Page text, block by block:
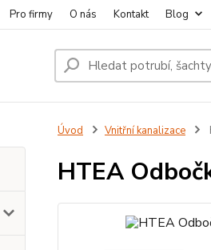
Pro firmy O nás Kontakt Blog
Úvod Vnitřní kanalizace
HTEA